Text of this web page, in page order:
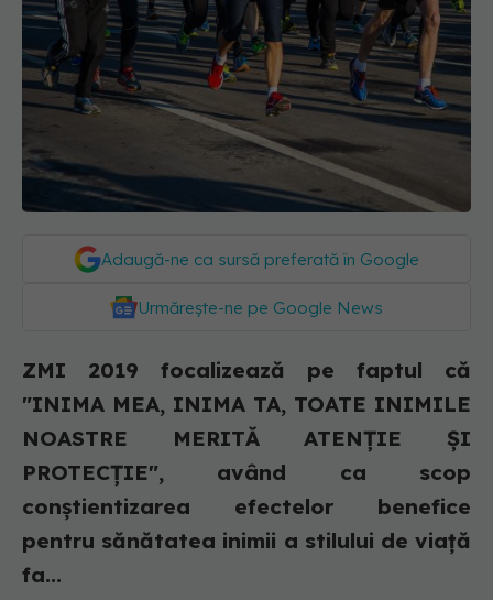
Adaugă-ne ca sursă preferată în Google
Urmărește-ne pe Google News
ZMI 2019 focalizează pe faptul că
"INIMA MEA, INIMA TA, TOATE INIMILE
NOASTRE MERITĂ ATENŢIE ŞI
PROTECŢIE", având ca scop
conştientizarea efectelor benefice
pentru sănătatea inimii a stilului de viaţă
fa...